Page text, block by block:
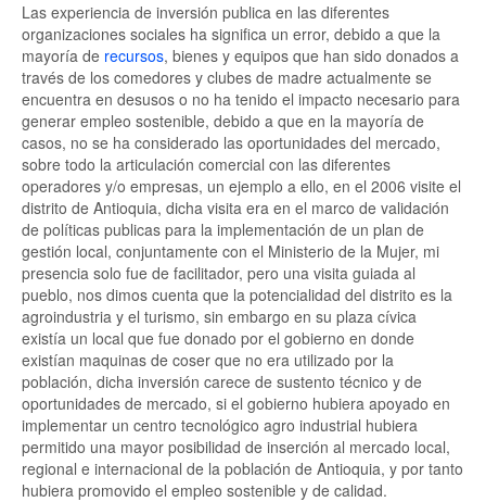
Las experiencia de inversión publica en las diferentes
organizaciones sociales ha significa un error, debido a que la
mayoría de recursos, bienes y equipos que han sido donados a
través de los comedores y clubes de madre actualmente se
encuentra en desusos o no ha tenido el impacto necesario para
generar empleo sostenible, debido a que en la mayoría de
casos, no se ha considerado las oportunidades del mercado,
sobre todo la articulación comercial con las diferentes
operadores y/o empresas, un ejemplo a ello, en el 2006 visite el
distrito de Antioquia, dicha visita era en el marco de validación
de políticas publicas para la implementación de un plan de
gestión local, conjuntamente con el Ministerio de la Mujer, mi
presencia solo fue de facilitador, pero una visita guiada al
pueblo, nos dimos cuenta que la potencialidad del distrito es la
agroindustria y el turismo, sin embargo en su plaza cívica
existía un local que fue donado por el gobierno en donde
existían maquinas de coser que no era utilizado por la
población, dicha inversión carece de sustento técnico y de
oportunidades de mercado, si el gobierno hubiera apoyado en
implementar un centro tecnológico agro industrial hubiera
permitido una mayor posibilidad de inserción al mercado local,
regional e internacional de la población de Antioquia, y por tanto
hubiera promovido el empleo sostenible y de calidad.